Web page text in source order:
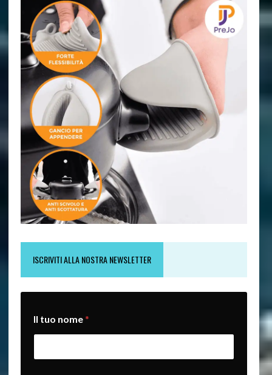
ISCRIVITI ALLA NOSTRA NEWSLETTER
Il tuo nome*